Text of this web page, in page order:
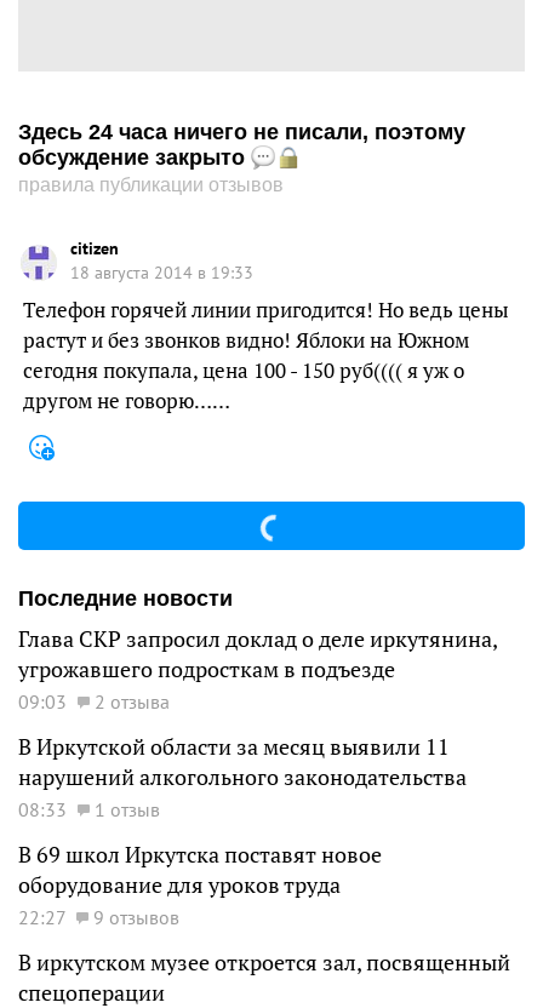
Здесь 24 часа ничего не писали, поэтому
обсуждение закрыто
правила публикации отзывов
citizen
18 августа 2014 в 19:33
Телефон горячей линии пригодится! Но ведь цены
растут и без звонков видно! Яблоки на Южном
сегодня покупала, цена 100 - 150 руб(((( я уж о
другом не говорю……
Последние новости
Глава СКР запросил доклад о деле иркутянина,
угрожавшего подросткам в подъезде
09:03 2 отзыва
В Иркутской области за месяц выявили 11
нарушений алкогольного законодательства
08:33 1 отзыв
В 69 школ Иркутска поставят новое
оборудование для уроков труда
22:27 9 отзывов
В иркутском музее откроется зал, посвященный
спецоперации